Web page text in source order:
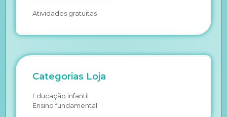
Atividades gratuitas
Categorias Loja
Educação infantil
Ensino fundamental